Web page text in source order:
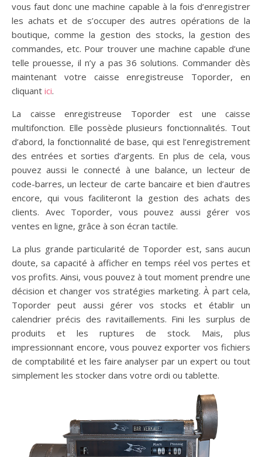
vous faut donc une machine capable à la fois d’enregistrer
les achats et de s’occuper des autres opérations de la
boutique, comme la gestion des stocks, la gestion des
commandes, etc. Pour trouver une machine capable d’une
telle prouesse, il n’y a pas 36 solutions. Commander dès
maintenant votre caisse enregistreuse Toporder, en
cliquant ici.
La caisse enregistreuse Toporder est une caisse
multifonction. Elle possède plusieurs fonctionnalités. Tout
d’abord, la fonctionnalité de base, qui est l’enregistrement
des entrées et sorties d’argents. En plus de cela, vous
pouvez aussi le connecté à une balance, un lecteur de
code-barres, un lecteur de carte bancaire et bien d’autres
encore, qui vous faciliteront la gestion des achats des
clients. Avec Toporder, vous pouvez aussi gérer vos
ventes en ligne, grâce à son écran tactile.
La plus grande particularité de Toporder est, sans aucun
doute, sa capacité à afficher en temps réel vos pertes et
vos profits. Ainsi, vous pouvez à tout moment prendre une
décision et changer vos stratégies marketing. À part cela,
Toporder peut aussi gérer vos stocks et établir un
calendrier précis des ravitaillements. Fini les surplus de
produits et les ruptures de stock. Mais, plus
impressionnant encore, vous pouvez exporter vos fichiers
de comptabilité et les faire analyser par un expert ou tout
simplement les stocker dans votre ordi ou tablette.